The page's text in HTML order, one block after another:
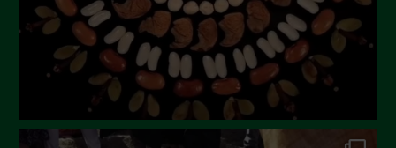
Marzo 2023
Febbraio 2023
Dicembre 2022
Novembre 2022
Ottobre 2022